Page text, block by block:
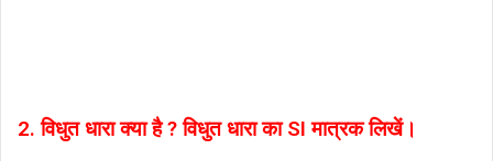
2. विधुत धारा क्या है ? विधुत धारा का SI मात्रक लिखें।